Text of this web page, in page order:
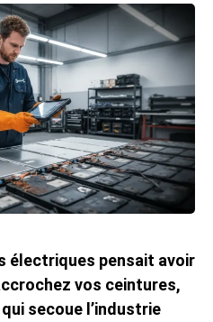
électriques pensait avoir
vos ceintures,
secoue l’industrie